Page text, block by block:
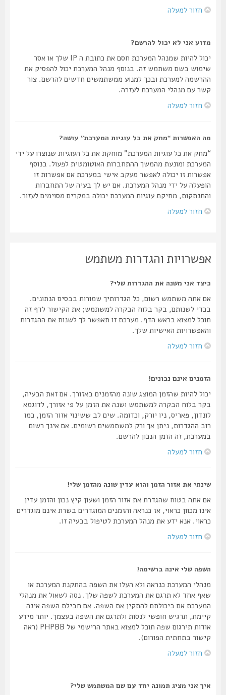
חזור למעלה
מדוע אני לא יכול להרשם?
יכול להיות שמנהל המערכת חסם את כתובת ה IP שלך או אסר
שימוש בשם משתמש זה. בנוסף מנהל המערכת יכול להפסיק את
ההרשמה למערכת ובכך למנוע ממשתמשים חדשים להרשם. צור
קשר עם מנהלי המערכת לעזרה.
חזור למעלה
מה האפשרות “מחק את כל עוגיות המערכת” עושה?
“מחק את כל עוגיות המערכת” מוחקת את כל העוגיות שנוצרו על ידי
המערכת ומונעת מהמשך ההתחברות האוטומטית לפעול. בנוסף
אפשרות זו יכולה לאפשר מעקב אישי במערכת אם אפשרות זו
הופעלה על ידי מנהל המערכת. אם יש לך בעיה של התחברות
והתנתקות, מחיקת עוגיות המערכת יכולה במקרים מסוימים לעזור.
חזור למעלה
אפשרויות והגדרות משתמש
כיצד אני משנה את ההגדרות שלי?
אם אתה משתמש רשום, כל הגדרותיך שמורות בבסיס הנתונים.
בכדי לשנותם, בקר בלוח הבקרה למשתמש; את הקישור לדף זה
תוכל למצוא בראש הדף. מערכת זו תאפשר לך לשנות את ההגדרות
והאפשרויות האישיות שלך.
חזור למעלה
הזמנים אינם נכונים!
יכול להיות שהזמן המוצג שונה מהזמנים באזורך. אם זאת הבעיה,
בקר בלוח הבקרה למשתמש ושנה את הזמן על פי אזורך, לדוגמא
לונדון, פאריס, ניו יורק, וכדומה. שים לב ששינוי אזור הזמן, כמו
רוב ההגדרות, ניתן אך ורק למשתמשים רשומים. אם אינך רשום
במערכת, זה הזמן הנכון להרשם.
חזור למעלה
שינתי את אזור הזמן והוא עדין שונה מהזמן שלי!
אם אתה בטוח שהגדרת את אזור הזמן ושעון קיץ נכון והזמן עדין
אינו מכוון כראוי, אז כנראה והזמנים המוגדרים בשרת אינם מוגדרים
כראוי. אנא ידע את מנהל המערכת לטיפול בבעיה זו.
חזור למעלה
השפה שלי אינה ברשימה!
מנהלי המערכת כנראה ולא העלו את השפה בהתקנת המערכת או
שאף אחד לא תרגם את המערכת לשפה שלך. נסה לשאול את מנהלי
המערכת אם ביכולתם להתקין את השפה. אם חבילת השפה אינה
קיימת, תרגיש חופשי לנסות ולתרגם את השפה בעצמך. יותר מידע
אודות תירגום שפה תוכל למצוא באתר הרישמי של PHPBB (ראה
קישור בתחתית הפורום).
חזור למעלה
איך אני מציג תמונה יחד עם שם המשתמש שלי?